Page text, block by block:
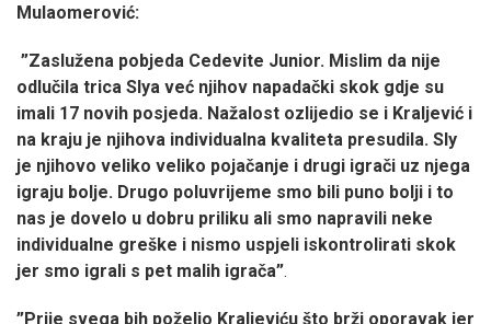
Mulaomerović:
”Zaslužena pobjeda Cedevite Junior. Mislim da nije
odlučila trica Slya već njihov napadački skok gdje su
imali 17 novih posjeda. Nažalost ozlijedio se i Kraljević i
na kraju je njihova individualna kvaliteta presudila. Sly
je njihovo veliko veliko pojačanje i drugi igrači uz njega
igraju bolje. Drugo poluvrijeme smo bili puno bolji i to
nas je dovelo u dobru priliku ali smo napravili neke
individualne greške i nismo uspjeli iskontrolirati skok
jer smo igrali s pet malih igrača”.
”Prije svega bih poželio Kraljeviću što brži oporavak jer